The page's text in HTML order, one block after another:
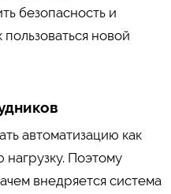
безопасность и
новой
автоматизацию как
нагрузку. Поэтому
внедряется система